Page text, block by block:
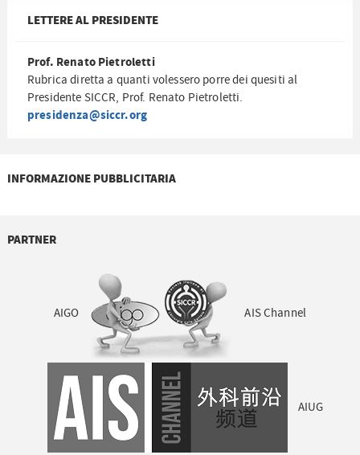
LETTERE AL PRESIDENTE
Prof. Renato Pietroletti
Rubrica diretta a quanti volessero porre dei quesiti al
Presidente SICCR, Prof. Renato Pietroletti.
presidenza@siccr.org
INFORMAZIONE PUBBLICITARIA
PARTNER
AIGO AIS Channel
AIUG